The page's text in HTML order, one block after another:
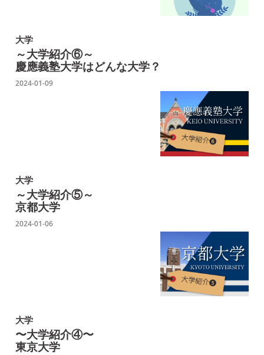
大学
～大学紹介⑥～
慶應義塾大学はどんな大学？
2024-01-09
大学
～大学紹介⑤～
京都大学
2024-01-06
大学
〜大学紹介④〜
東京大学